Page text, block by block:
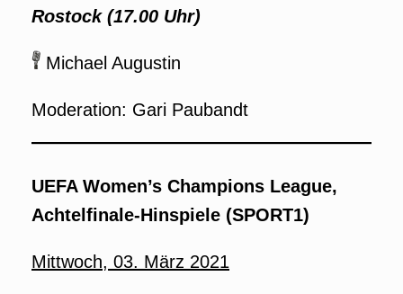
Rostock (17.00 Uhr)
Michael Augustin
Moderation: Gari Paubandt
UEFA Women’s Champions League,
Achtelfinale-Hinspiele (SPORT1)
Mittwoch, 03. März 2021